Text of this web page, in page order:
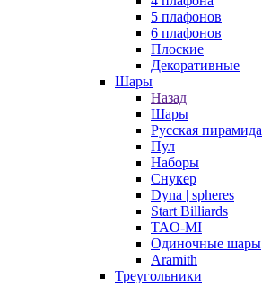
5 плафонов
6 плафонов
Плоские
Декоративные
Шары
Назад
Шары
Русская пирамида
Пул
Наборы
Снукер
Dyna | spheres
Start Billiards
TAO-MI
Одиночные шары
Aramith
Треугольники